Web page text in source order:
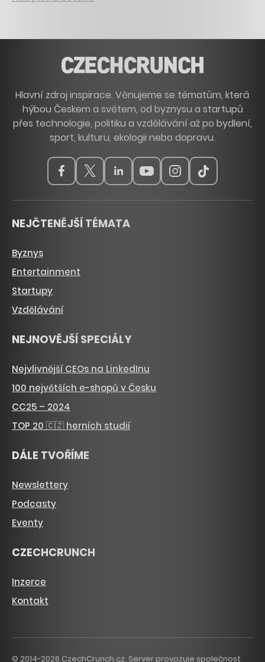
Hlavní zdroj inspirace. Věnujeme se tématům, která
hýbou Českem a světem, od byznysu a startupů
přes technologie, politiku a vzdělávání až po bydlení,
sport, kulturu, ekologii nebo dopravu.
NEJČTENĚJŠÍ TÉMATA
Byznys
Entertainment
Startupy
Vzdělávání
NEJNOVĚJŠÍ SPECIÁLY
Nejvlivnější CEOs na LinkedInu
100 největších e-shopů v Česku
CC25 – 2024
TOP 20 🇨🇿 herních studií
DÁLE TVOŘÍME
Newslettery
Podcasty
Eventy
CZECHCRUNCH
Inzerce
Kontakt
© 2014-2026 CzechCrunch.cz. Server provozuje společnost